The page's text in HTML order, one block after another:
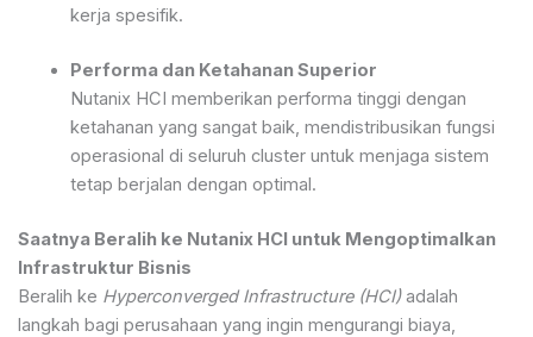
kerja spesifik.
Performa dan Ketahanan Superior
Nutanix HCI memberikan performa tinggi dengan
ketahanan yang sangat baik, mendistribusikan fungsi
operasional di seluruh cluster untuk menjaga sistem
tetap berjalan dengan optimal.
Saatnya Beralih ke Nutanix HCI untuk Mengoptimalkan
Infrastruktur Bisnis
Beralih ke Hyperconverged Infrastructure (HCI)adalah
langkah bagi perusahaan yang ingin mengurangi biaya,